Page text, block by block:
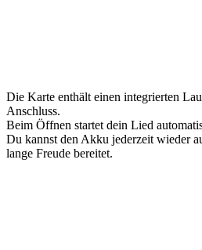
Die Karte enthält einen integrierten
Anschluss.
Beim Öffnen startet dein Lied
Du kannst den Akku jederzeit wieder
lange Freude bereitet.